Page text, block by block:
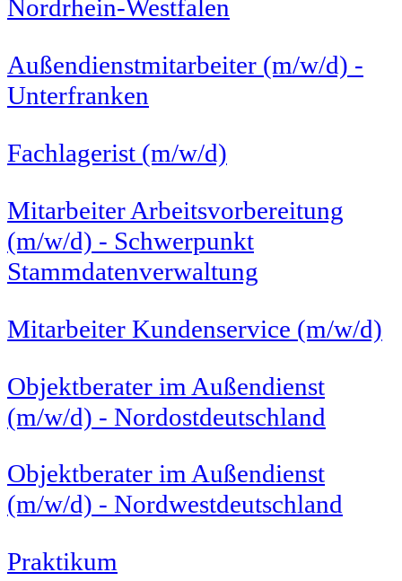
Nordrhein-Westfalen
Außendienstmitarbeiter (m/w/d) -
Unterfranken
Fachlagerist (m/w/d)
Mitarbeiter Arbeitsvorbereitung
(m/w/d) - Schwerpunkt
Stammdatenverwaltung
Mitarbeiter Kundenservice (m/w/d)
Objektberater im Außendienst
(m/w/d) - Nordostdeutschland
Objektberater im Außendienst
(m/w/d) - Nordwestdeutschland
Praktikum